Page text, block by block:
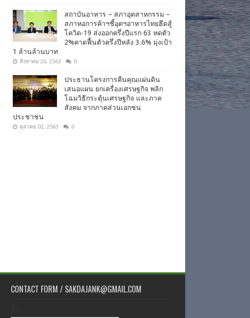
สถาบันอาหาร – สภาอุตสาหกรรม –
สภาหอการค้าฯชี้อุตฯอาหารไทยฮึดสู้
โควิด-19 ส่งออกครึ่งปีแรก 63 หดตัว
2%คาดฟื้นตัวครึ่งปีหลัง 3.6% มุ่งเป้า
1 ล้านล้านบาท
สิงหาคม 20, 2563 0
ประธานโครงการคืนคุณแผ่นดิน
เสนอแผน ยกเครื่องเศรษฐกิจ พลิก
โฉมวิธีกระตุ้นเศรษฐกิจ และภาค
สังคม จากภาคส่วนเอกชน
ประชาชน
ตุลาคม 02, 2563 0
CONTACT FORM / SAKDAJANK@GMAIL.COM